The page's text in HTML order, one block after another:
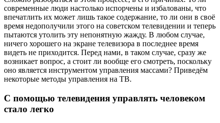
современные люди настолько испорчены и избалованы, что
впечатлить их может лишь такое содержание, то ли они в своё
время недополучили этого на советском телевидении и теперь
пытаются утолить эту непонятную жажду. В любом случае,
ничего хорошего на экране телевизора в последнее время
видеть не приходится. Перед нами, в таком случае, сразу же
возникает вопрос, а стоит ли вообще его смотреть, поскольку
оно является инструментом управления массами? Приведём
некоторые методы управления на ТВ.
С помощью телевидения управлять человеком
стало легко